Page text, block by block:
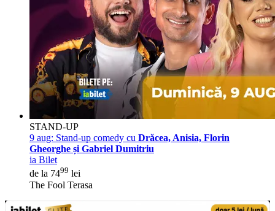
STAND-UP
9 aug: Stand-up comedy cu Drăcea, Anisia, Florin
Gheorghe și Gabriel Dumitriu
ia Bilet
de la 7499 lei
The Fool Terasa